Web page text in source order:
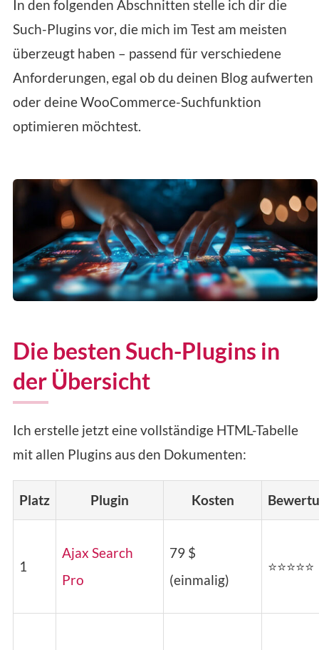
In den folgenden Abschnitten stelle ich dir die
Such-Plugins vor, die mich im Test am meisten
überzeugt haben – passend für verschiedene
Anforderungen, egal ob du deinen Blog aufwerten
oder deine WooCommerce-Suchfunktion
optimieren möchtest.
Die besten Such-Plugins in
der Übersicht
Ich erstelle jetzt eine vollständige HTML-Tabelle
mit allen Plugins aus den Dokumenten:
Platz Plugin Kosten
1
Ajax Search
Pro
79 $
(einmalig)
⭐⭐⭐⭐⭐